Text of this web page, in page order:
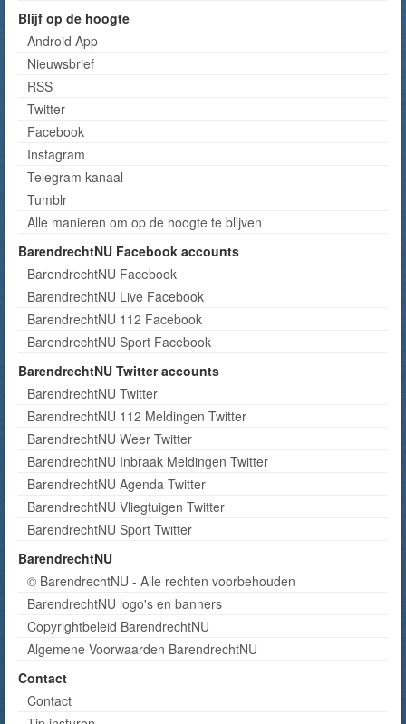
Blijf op de hoogte
Android App
Nieuwsbrief
RSS
Twitter
Facebook
Instagram
Telegram kanaal
Tumblr
Alle manieren om op de hoogte te blijven
BarendrechtNU Facebook accounts
BarendrechtNU Facebook
BarendrechtNU Live Facebook
BarendrechtNU 112 Facebook
BarendrechtNU Sport Facebook
BarendrechtNU Twitter accounts
BarendrechtNU Twitter
BarendrechtNU 112 Meldingen Twitter
BarendrechtNU Weer Twitter
BarendrechtNU Inbraak Meldingen Twitter
BarendrechtNU Agenda Twitter
BarendrechtNU Vliegtuigen Twitter
BarendrechtNU Sport Twitter
BarendrechtNU
© BarendrechtNU - Alle rechten voorbehouden
BarendrechtNU logo's en banners
Copyrightbeleid BarendrechtNU
Algemene Voorwaarden BarendrechtNU
Contact
Contact